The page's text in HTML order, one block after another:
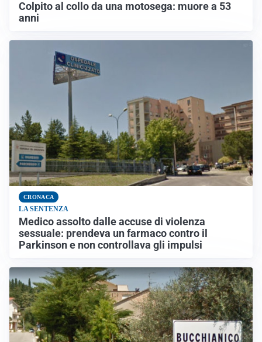
Colpito al collo da una motosega: muore a 53
anni
CRONACA
LA SENTENZA
Medico assolto dalle accuse di violenza
sessuale: prendeva un farmaco contro il
Parkinson e non controllava gli impulsi